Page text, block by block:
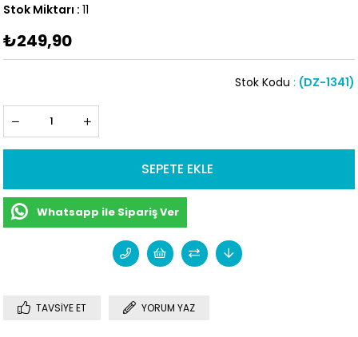
Stok Miktarı : 11
₺249,90
(DZ-1341)
Stok Kodu
Whatsapp ile Sipariş Ver
TAVSIYE ET YORUM YAZ